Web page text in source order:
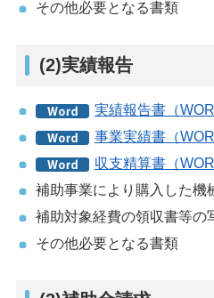
その他必要となる書類
(2)実績報告
実績報告書（
事業実績書（
収支精算書（
補助事業により購入した機
補助対象経費の領収書等の
その他必要となる書類